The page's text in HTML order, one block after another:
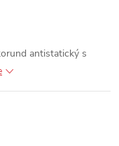
antistatický s